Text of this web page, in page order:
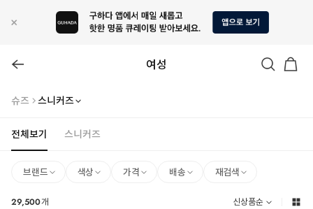
여성
슈즈 스니커즈
전체보기 스니커즈
브랜드 색상 가격 배송 재검색
29,500개 신상품순